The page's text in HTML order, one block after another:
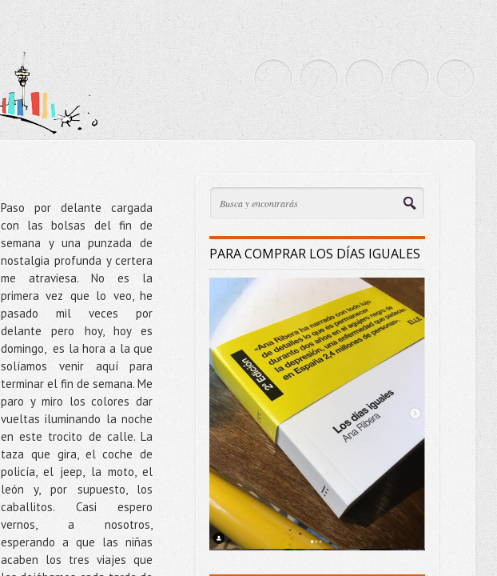
Paso por delante cargada
con las bolsas del fin de
semana y una punzada de
nostalgia profunda y certera
me atraviesa. No es la
primera vez que lo veo, he
pasado mil veces por
delante pero hoy, hoy es
domingo, es la hora a la que
solíamos venir aquí para
terminar el fin de semana. Me
paro y miro los colores dar
vueltas iluminando la noche
en este trocito de calle. La
taza que gira, el coche de
policía, el jeep, la moto, el
león y, por supuesto, los
caballitos. Casi espero
vernos, a nosotros,
esperando a que las niñas
acaben los tres viajes que
PARA COMPRAR LOS DÍAS IGUALES